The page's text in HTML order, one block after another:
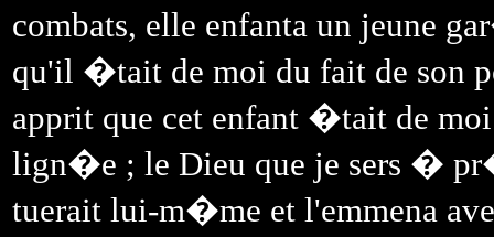
combats, elle enfanta un jeune
qu'il �tait de moi du fait de son
apprit que cet enfant �tait de
lign�e ; le Dieu que je sers �
tuerait lui-m�me et l'emmena